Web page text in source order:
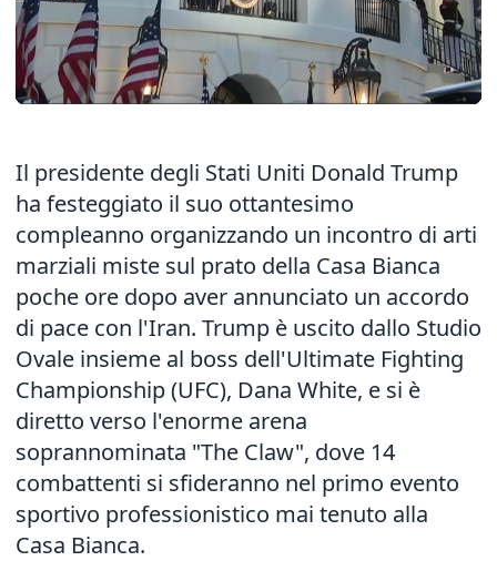
Il presidente degli Stati Uniti Donald Trump
ha festeggiato il suo ottantesimo
compleanno organizzando un incontro di arti
marziali miste sul prato della Casa Bianca
poche ore dopo aver annunciato un accordo
di pace con l'Iran. Trump è uscito dallo Studio
Ovale insieme al boss dell'Ultimate Fighting
Championship (UFC), Dana White, e si è
diretto verso l'enorme arena
soprannominata "The Claw", dove 14
combattenti si sfideranno nel primo evento
sportivo professionistico mai tenuto alla
Casa Bianca.